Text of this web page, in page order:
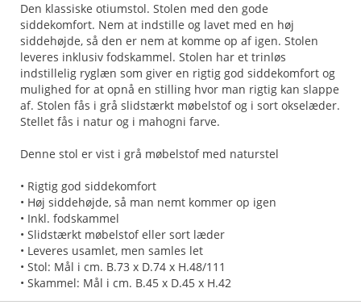
Den klassiske otiumstol. Stolen med den gode
siddekomfort. Nem at indstille og lavet med en høj
siddehøjde, så den er nem at komme op af igen. Stolen
leveres inklusiv fodskammel. Stolen har et trinløs
indstillelig ryglæn som giver en rigtig god siddekomfort og
mulighed for at opnå en stilling hvor man rigtig kan slappe
af. Stolen fås i grå slidstærkt møbelstof og i sort okselæder.
Stellet fås i natur og i mahogni farve.
Denne stol er vist i grå møbelstof med naturstel
• Rigtig god siddekomfort
• Høj siddehøjde, så man nemt kommer op igen
• Inkl. fodskammel
• Slidstærkt møbelstof eller sort læder
• Leveres usamlet, men samles let
• Stol: Mål i cm. B.73 x D.74 x H.48/111
• Skammel: Mål i cm. B.45 x D.45 x H.42